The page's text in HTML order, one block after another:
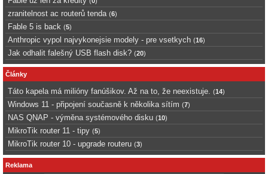
zranitelnost ac routerů tenda (6)
Fable 5 is back (5)
Anthropic vypol najvykonejsie modely - pre vsetkych (16)
Jak odhalit falešný USB flash disk? (20)
Články
Táto kapela má milióny fanúšikov. Až na to, že neexistuje. (14)
Windows 11 - připojení současně k několika sítím (7)
NAS QNAP - výměna systémového disku (10)
MikroTik router 11 - tipy (5)
MikroTik router 10 - upgrade routeru (3)
Reklama